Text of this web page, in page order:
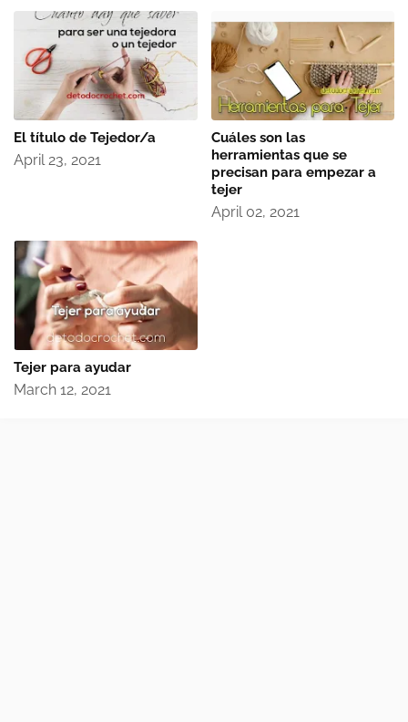
El título de Tejedor/a
April 23, 2021
Cuáles son las
herramientas que se
precisan para empezar a
tejer
April 02, 2021
Tejer para ayudar
March 12, 2021